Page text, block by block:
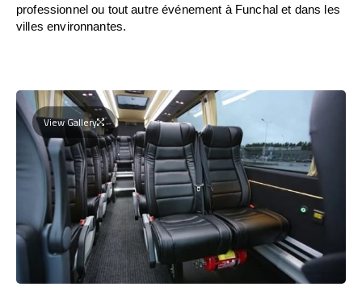
professionnel ou tout autre événement à Funchal et dans les
villes environnantes.
View Gallery